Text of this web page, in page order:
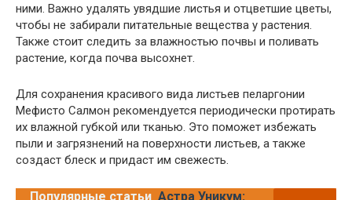
ними. Важно удалять увядшие листья и отцветшие цветы,
чтобы не забирали питательные вещества у растения.
Также стоит следить за влажностью почвы и поливать
растение, когда почва высохнет.
Для сохранения красивого вида листьев пеларгонии
Мефисто Салмон рекомендуется периодически протирать
их влажной губкой или тканью. Это поможет избежать
пыли и загрязнений на поверхности листьев, а также
создаст блеск и придаст им свежесть.
Популярные статьи Астра Уникум: